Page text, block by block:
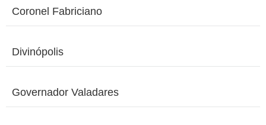
Coronel Fabriciano
Divinópolis
Governador Valadares